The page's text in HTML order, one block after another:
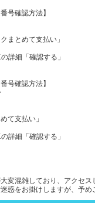
号確認方法】
まとめて支払い」
詳細「確認する」
号確認方法】
て支払い」
詳細「確認する」
変混雑しており、アクセス
惑をお掛けしますが、予め